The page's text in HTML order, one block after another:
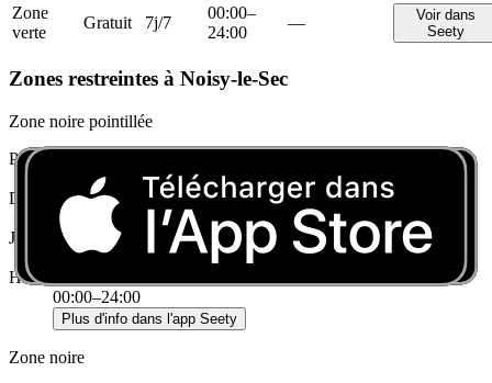
Zone
verte
Gratuit 7j/7
00:00–
24:00
—
Voir dans
Seety
Zones restreintes à Noisy-le-Sec
Zone noire pointillée
Prix
Stationnement interdit
Durée max
0
Jours
7j/7
Heures
00:00–24:00
Plus d'info dans l'app Seety
Zone noire